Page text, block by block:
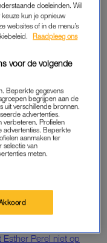
Perel niet op
doeleinden. Wil
keuze kun je opnieuw
websites of in de menu’s
Raadpleeg ons
voor de volgende
Beperkte gegevens
begrijpen aan de
uit verschillende bronnen.
advertenties.
verbeteren. Profielen
advertenties. Beperkte
aanmaken ter
selectie van
meten.